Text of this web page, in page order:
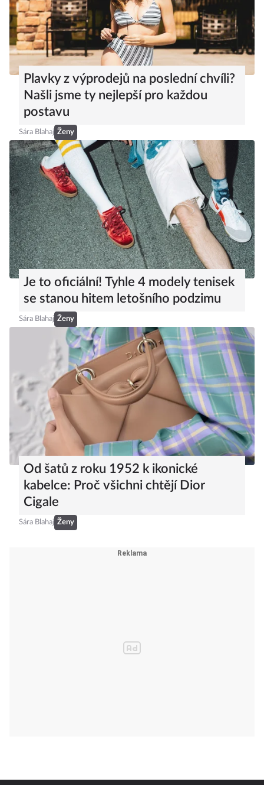
Plavky z výprodejů na poslední chvíli?
Našli jsme ty nejlepší pro každou
postavu
Sára Blahaj Ženy
Je to oficiální! Tyhle 4 modely tenisek
se stanou hitem letošního podzimu
Sára Blahaj Ženy
Od šatů z roku 1952 k ikonické
kabelce: Proč všichni chtějí Dior
Cigale
Sára Blahaj Ženy